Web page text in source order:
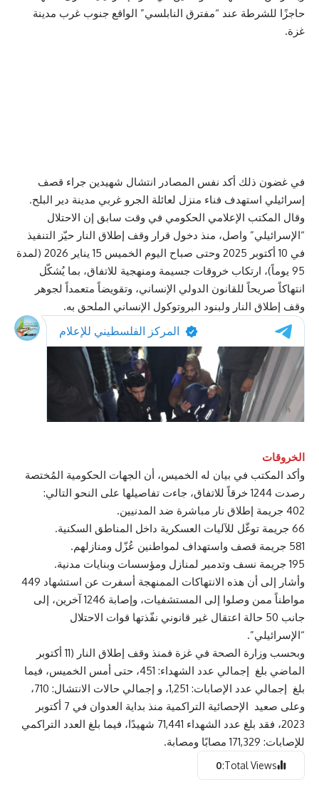
حاجزًا للشرطة عند “مفترق النابلسي” الواقع جنوب غرب مدينة
غزة.
في غضون ذلك أكد نفس المصادر انتشال شهيدين جراء قصف
إسرائيلي استهدف فناء منزل لعائلة الجرو غربي مدينة دير البلح.
وقال المكتب الإعلامي الحكومي في وقت سابق إن الاحتلال
“الإسرائيلي” واصل، منذ دخول قرار وقف إطلاق النار حيّز التنفيذ
في 10 أكتوبر 2025 وحتى صباح اليوم الخميس 15 يناير 2026 (لمدة
95 يوماً)، ارتكاب خروقات جسيمة ومنهجية للاتفاق، بما يُشكّل
انتهاكاً صريحاً للقانون الدولي الإنساني، وتقويضاً متعمداً لجوهر
وقف إطلاق النار ولبنود البروتوكول الإنساني الملحق به.
الخروقات
وأكد المكتب في بيان له الخميس، أن الجهات الحكومية المُختصة
رصدت 1244 خرقاً للاتفاق، جاءت تفاصيلها على النحو التالي:
402 جريمة إطلاق نار مباشرة ضد المدنيين.
66 جريمة توغّل للآليات العسكرية داخل المناطق السكنية.
581 جريمة قصف واستهداف لمواطنين عُزّل ومنازلهم.
195 جريمة نسف وتدمير لمنازل ومؤسسات وبنايات مدنية.
وأشار إلى أن هذه الانتهاكات الممنهجة أسفرت عن استشهاد 449
مواطناً ممن وصلوا إلى المستشفيات، وإصابة 1246 آخرين، إلى
جانب 50 حالة اعتقال غير قانوني نفّذتها قوات الاحتلال
“الإسرائيلي”.
وبحسب وزارة الصحة في غزة فمنذ وقف إطلاق النار (11 أكتوبر
الماضي بلغ إجمالي عدد الشهداء: 451، حتى أمس الخميس، فيما
بلغ إجمالي عدد الإصابات: 1,251، و إجمالي حالات الانتشال: 710،
وعلى صعيد الإحصائية التراكمية منذ بداية العدوان في 7 أكتوبر
2023، فقد بلغ عدد الشهداء 71,441 شهيدًا، فيما بلغ العدد التراكمي
للإصابات: 171,329 مصابًا ومصابة.
Total Views:
0